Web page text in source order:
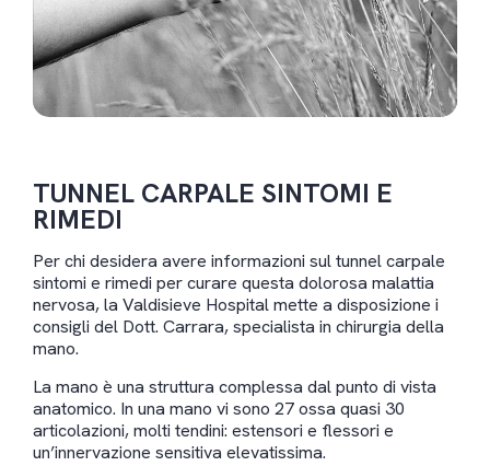
TUNNEL CARPALE SINTOMI E
RIMEDI
Per chi desidera avere informazioni sul tunnel carpale
sintomi e rimedi per curare questa dolorosa malattia
nervosa, la Valdisieve Hospital mette a disposizione i
consigli del Dott. Carrara, specialista in chirurgia della
mano.
La mano è una struttura complessa dal punto di vista
anatomico. In una mano vi sono 27 ossa quasi 30
articolazioni, molti tendini: estensori e flessori e
un’innervazione sensitiva elevatissima.